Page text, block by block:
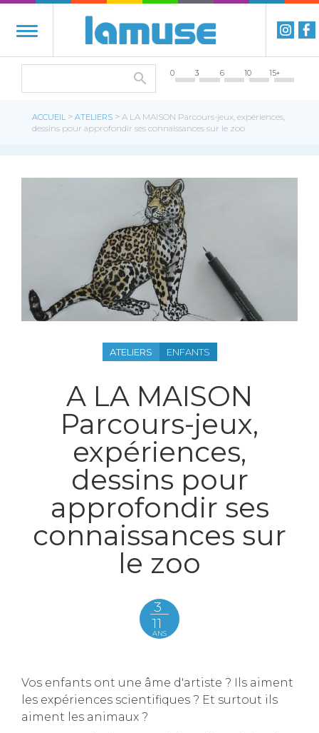
0 3 6 10 15+
ACCUEIL > ATELIERS > A LA MAISON Parcours-jeux, expériences,
dessins pour approfondir ses connaissances sur le zoo
ATELIERS ENFANTS
A LA MAISON
Parcours-jeux,
expériences,
dessins pour
approfondir ses
connaissances sur
le zoo
3
11
ANS
Vos enfants ont une âme d'artiste ? Ils aiment
les expériences scientifiques ? Et surtout ils
aiment les animaux ?